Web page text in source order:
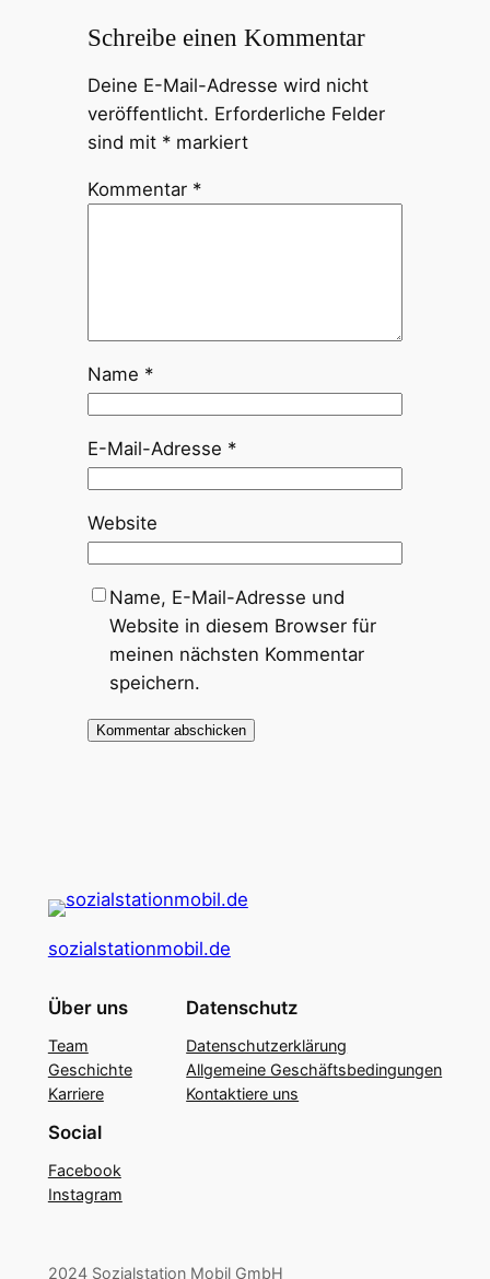
Schreibe einen Kommentar
Deine E-Mail-Adresse wird nicht
veröffentlicht. Erforderliche Felder
sind mit *markiert
Kommentar *
Name *
E-Mail-Adresse *
Website
Name, E-Mail-Adresse und
Website in diesem Browser für
meinen nächsten Kommentar
speichern.
sozialstationmobil.de
Über uns
Team
Geschichte
Karriere
Datenschutz
Datenschutzerklärung
Allgemeine Geschäftsbedingungen
Kontaktiere uns
Social
Facebook
Instagram
2024 Sozialstation Mobil GmbH